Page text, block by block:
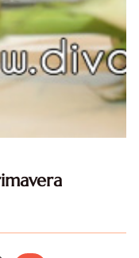
paste si mezel